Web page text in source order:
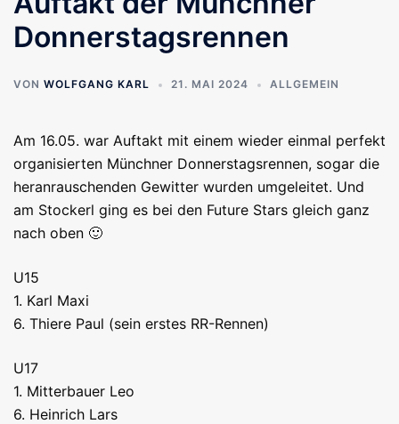
Donnerstagsrennen
VON WOLFGANG KARL 21. MAI 2024 ALLGEMEIN
Am 16.05. war Auftakt mit einem wieder einmal perfekt
organisierten Münchner Donnerstagsrennen, sogar die
heranrauschenden Gewitter wurden umgeleitet. Und
am Stockerl ging es bei den Future Stars gleich ganz
nach oben 🙂
U15
1. Karl Maxi
6. Thiere Paul (sein erstes RR-Rennen)
U17
1. Mitterbauer Leo
6. Heinrich Lars